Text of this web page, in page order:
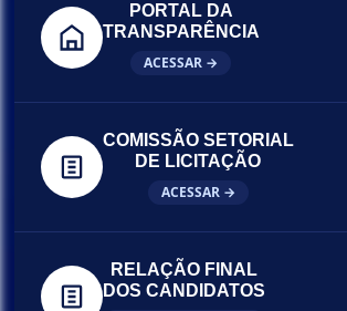
PORTAL DA
TRANSPARÊNCIA
ACESSAR →
COMISSÃO SETORIAL
DE LICITAÇÃO
ACESSAR →
RELAÇÃO FINAL
DOS CANDIDATOS